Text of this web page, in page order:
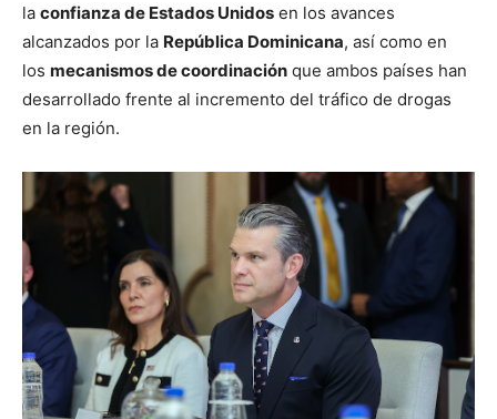
la confianza de Estados Unidos en los avances
alcanzados por la República Dominicana, así como en
los mecanismos de coordinación que ambos países han
desarrollado frente al incremento del tráfico de drogas
en la región.